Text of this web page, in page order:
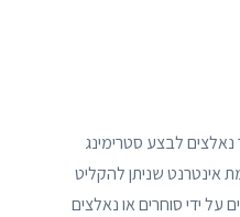
נאלצים לבצע סטרימינג
אינטרנט שניתן להקליט
על ידי סוחרים או נאלצים